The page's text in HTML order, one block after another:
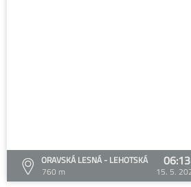
ORAVSKÁ LESNÁ - LEHOTSKÁ
760 m
06:13
15. 5.